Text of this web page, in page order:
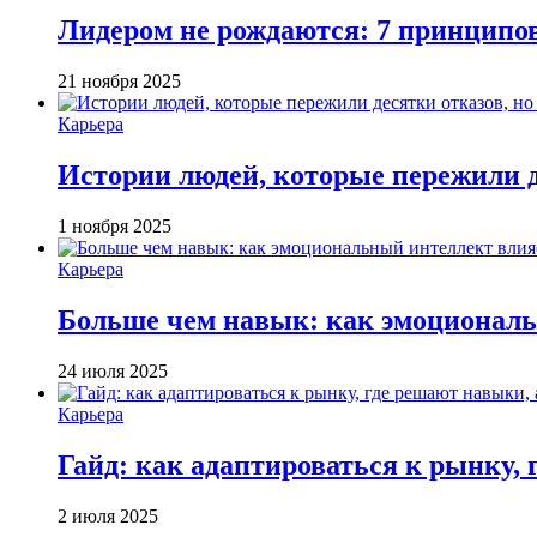
Лидером не рождаются: 7
21 ноября 2025
Карьера
Истории людей, которые пережили
1 ноября 2025
Карьера
Больше чем навык: как
24 июля 2025
Карьера
Гайд: как адаптироваться к
2 июля 2025